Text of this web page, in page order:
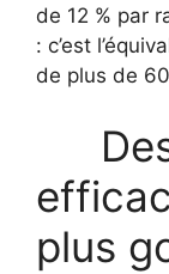
de 12 % par
: c’est
de plus de
plus